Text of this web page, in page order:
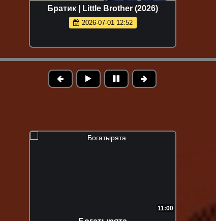
Братик | Little Brother (2026)
2026-07-01 12:52
11:00